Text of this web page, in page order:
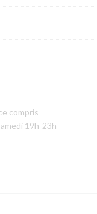
compris
19h-23h